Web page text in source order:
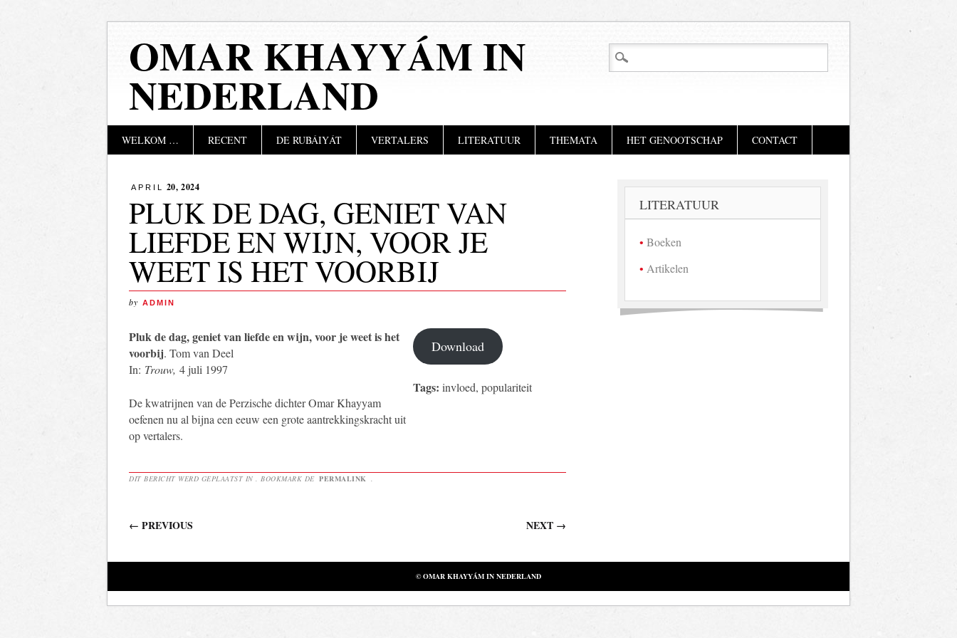
OMAR KHAYYÁM IN
NEDERLAND
Hoofdmenu
WELKOM … RECENT DE RUBÁIYÁT VERTALERS LITERATUUR THEMATA HET GENOOTSCHAP CONTACT
APRIL 20, 2024
PLUK DE DAG, GENIET VAN
LIEFDE EN WIJN, VOOR JE
WEET IS HET VOORBIJ
by ADMIN
Pluk de dag, geniet van liefde en wijn, voor je weet is het
voorbij. Tom van Deel
In: Trouw, 4 juli 1997
De kwatrijnen van de Perzische dichter Omar Khayyam
oefenen nu al bijna een eeuw een grote aantrekkingskracht uit
op vertalers.
Download
Tags: invloed, populariteit
DIT BERICHT WERD GEPLAATST IN . BOOKMARK DE PERMALINK
Berichtnavigatie
← PREVIOUS NEXT →
LITERATUUR
Boeken
Artikelen
© OMAR KHAYYÁM IN NEDERLAND